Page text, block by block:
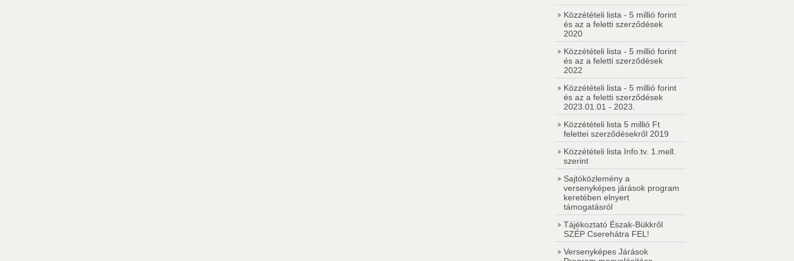
Közzétételi lista - 5 millió forint
és az a feletti szerződések
2020
Közzétételi lista - 5 millió forint
és az a feletti szerződések
2022
Közzétételi lista - 5 millió forint
és az a feletti szerződések
2023.01.01 - 2023.
Közzétételi lista 5 millió Ft
felettei szerződésekről 2019
Közzétételi lista Info.tv. 1.mell.
szerint
Sajtóközlemény a
versenyképes járások program
keretében elnyert
támogatásról
Tájékoztató Észak-Bükkről
SZÉP Cserehátra FEL!
Versenyképes Járások